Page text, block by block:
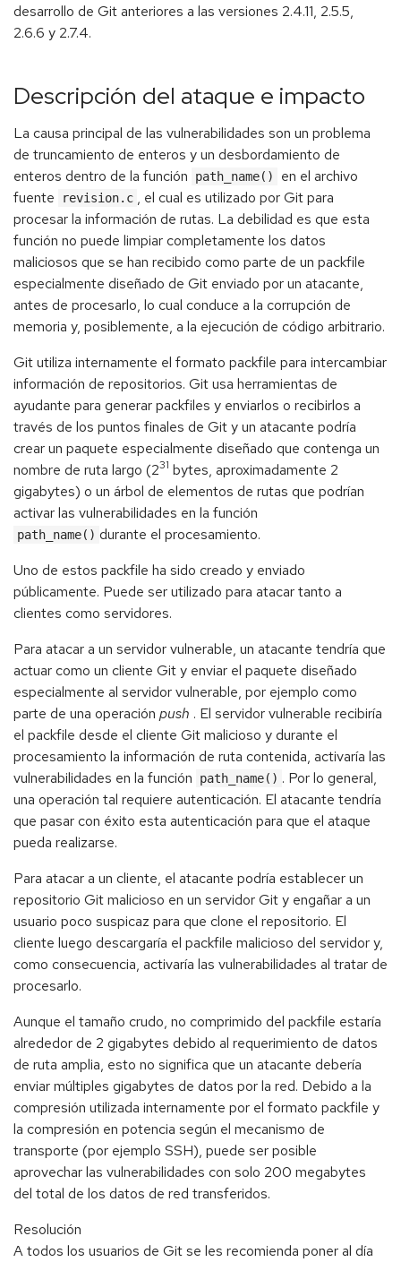
desarrollo de Git anteriores a las versiones 2.4.11, 2.5.5,
2.6.6 y 2.7.4.
Descripción del ataque e impacto
La causa principal de las vulnerabilidades son un problema
de truncamiento de enteros y un desbordamiento de
enteros dentro de la función
path_name()
en el archivo
fuente
revision.c , el cual es utilizado por Git para
procesar la información de rutas. La debilidad es que esta
función no puede limpiar completamente los datos
maliciosos que se han recibido como parte de un packfile
especialmente diseñado de Git enviado por un atacante,
antes de procesarlo, lo cual conduce a la corrupción de
memoria y, posiblemente, a la ejecución de código arbitrario.
Git utiliza internamente el formato packfile para intercambiar
información de repositorios. Git usa herramientas de
ayudante para generar packfiles y enviarlos o recibirlos a
través de los puntos finales de Git y un atacante podría
crear un paquete especialmente diseñado que contenga un
nombre de ruta largo (231 bytes, aproximadamente 2
gigabytes) o un árbol de elementos de rutas que podrían
activar las vulnerabilidades en la función
path_name() durante el procesamiento.
Uno de estos packfile ha sido creado y enviado
públicamente. Puede ser utilizado para atacar tanto a
clientes como servidores.
Para atacar a un servidor vulnerable, un atacante tendría que
actuar como un cliente Git y enviar el paquete diseñado
especialmente al servidor vulnerable, por ejemplo como
parte de una operación push . El servidor vulnerable recibiría
el packfile desde el cliente Git malicioso y durante el
procesamiento la información de ruta contenida, activaría las
vulnerabilidades en la función
path_name() . Por lo general,
una operación tal requiere autenticación. El atacante tendría
que pasar con éxito esta autenticación para que el ataque
pueda realizarse.
Para atacar a un cliente, el atacante podría establecer un
repositorio Git malicioso en un servidor Git y engañar a un
usuario poco suspicaz para que clone el repositorio. El
cliente luego descargaría el packfile malicioso del servidor y,
como consecuencia, activaría las vulnerabilidades al tratar de
procesarlo.
Aunque el tamaño crudo, no comprimido del packfile estaría
alrededor de 2 gigabytes debido al requerimiento de datos
de ruta amplia, esto no significa que un atacante debería
enviar múltiples gigabytes de datos por la red. Debido a la
compresión utilizada internamente por el formato packfile y
la compresión en potencia según el mecanismo de
transporte (por ejemplo SSH), puede ser posible
aprovechar las vulnerabilidades con solo 200 megabytes
del total de los datos de red transferidos.
Resolución
A todos los usuarios de Git se les recomienda poner al día